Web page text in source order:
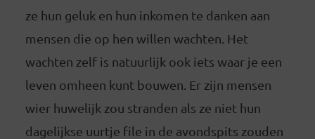
ze hun geluk en hun inkomen te danken aan
mensen die op hen willen wachten. Het
wachten zelf is natuurlijk ook iets waar je een
leven omheen kunt bouwen. Er zijn mensen
wier huwelijk zou stranden als ze niet hun
dagelijkse uurtje file in de avondspits zouden